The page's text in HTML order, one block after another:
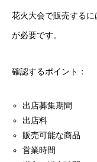
花火大会で販売する
が必要です。
確認するポイント：
出店募集期間
出店料
販売可能な商品
営業時間